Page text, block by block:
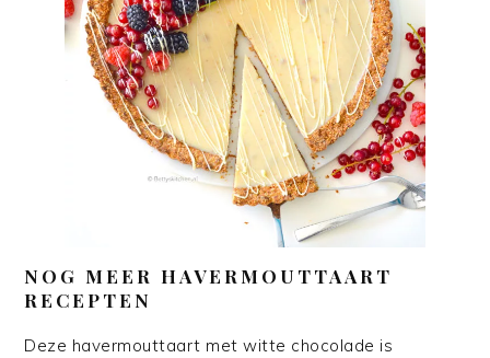
NOG MEER HAVERMOUTTAART
RECEPTEN
Deze havermouttaart met witte chocolade is